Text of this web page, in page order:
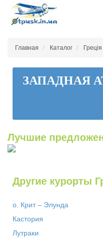
Главная Каталог Греція
ЗАПАДНАЯ
Лучшие
Другие курорты
о. Крит – Элунда
Кастория
Лутраки